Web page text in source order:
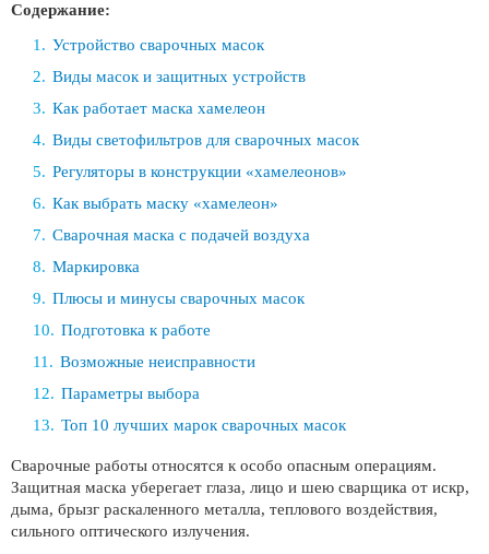
Содержание:
Устройство сварочных масок
Виды масок и защитных устройств
Как работает маска хамелеон
Виды светофильтров для сварочных масок
Регуляторы в конструкции «хамелеонов»
Как выбрать маску «хамелеон»
Сварочная маска с подачей воздуха
Маркировка
Плюсы и минусы сварочных масок
Подготовка к работе
Возможные неисправности
Параметры выбора
Топ 10 лучших марок сварочных масок
Сварочные работы относятся к особо опасным операциям.
Защитная маска уберегает глаза, лицо и шею сварщика от искр,
дыма, брызг раскаленного металла, теплового воздействия,
сильного оптического излучения.